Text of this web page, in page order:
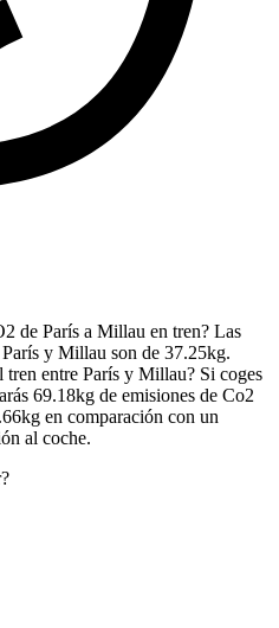
de París a Millau en tren? Las
y Millau son de 37.25kg.
tren entre París y Millau? Si coges
69.18kg de emisiones de Co2
en comparación con un
al coche.